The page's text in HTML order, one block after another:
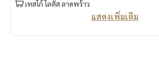
เทสโก้ โลตัส ลาดพร้าว
แสดงเพิ่มเติม